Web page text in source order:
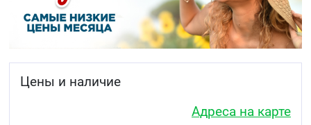
Препарат Нафтифин эффективен при лечении
микозов, поражающих области кожи с
гиперкератозом, а также в зонах роста волос.
Противопоказания
Повышенная чувствительность к нафтифину
беременность и период грудного
Цены и наличие
Адреса на карте